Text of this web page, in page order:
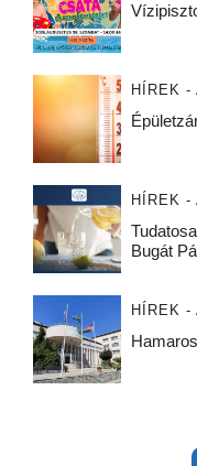
HÍREK -
HÍREK -
Bugát
HÍREK -